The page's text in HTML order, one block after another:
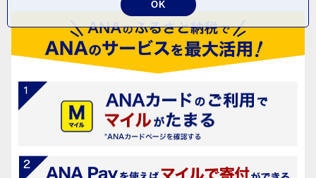
OK